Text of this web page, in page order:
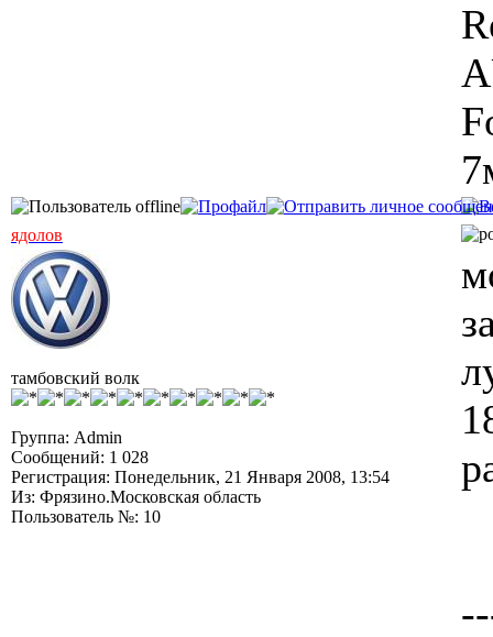
ядолов
тамбовский волк
Группа: Admin
Сообщений: 1 028
Регистрация: Понедельник, 21 Января 2008, 13:54
Из: Фрязино.Московская область
Пользователь №: 10